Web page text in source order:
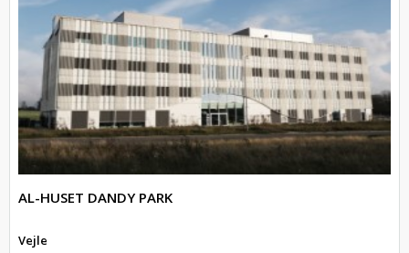
AL-HUSET DANDY PARK
Vejle